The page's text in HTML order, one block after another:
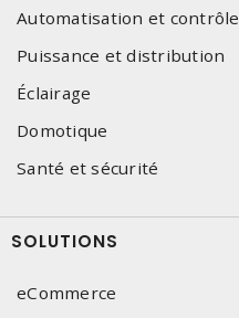
Automatisation et contrôle
Puissance et distribution
Éclairage
Domotique
Santé et sécurité
SOLUTIONS
eCommerce